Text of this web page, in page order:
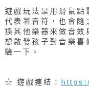
遊戲玩法是用滑鼠點
代表著音符，也會隨
換其他樂器來做音效
想啟發孩子對音樂喜
驗一下。
☆ 遊戲連結：